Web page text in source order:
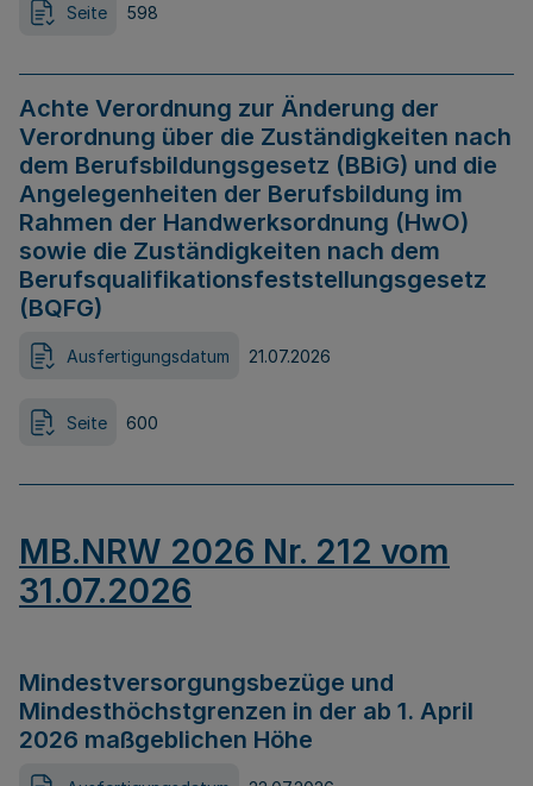
Seite 598
Achte Verordnung zur Änderung der
Verordnung über die Zuständigkeiten nach
dem Berufsbildungsgesetz (BBiG) und die
Angelegenheiten der Berufsbildung im
Rahmen der Handwerksordnung (HwO)
sowie die Zuständigkeiten nach dem
Berufsqualifikationsfeststellungsgesetz
(BQFG)
Ausfertigungsdatum 21.07.2026
Seite 600
MB.NRW 2026 Nr. 212 vom
31.07.2026
Mindestversorgungsbezüge und
Mindesthöchstgrenzen in der ab 1. April
2026 maßgeblichen Höhe